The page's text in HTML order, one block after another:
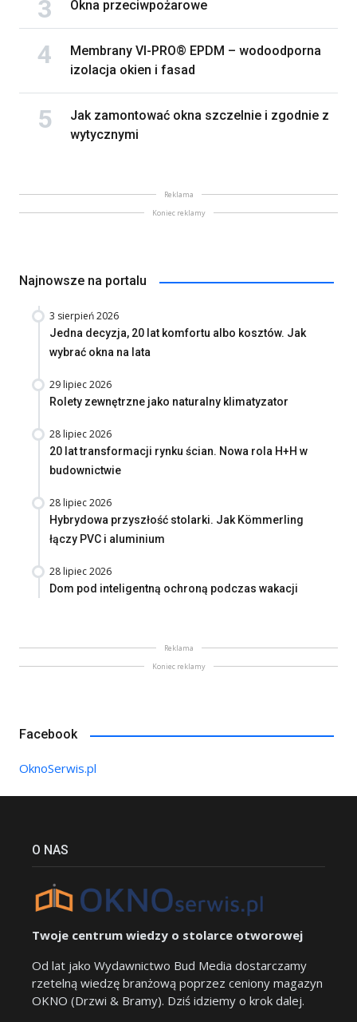
Okna przeciwpożarowe
Membrany VI-PRO® EPDM – wodoodporna
izolacja okien i fasad
Jak zamontować okna szczelnie i zgodnie z
wytycznymi
Reklama
Koniec reklamy
Najnowsze na portalu
3 sierpień 2026
Jedna decyzja, 20 lat komfortu albo kosztów. Jak
wybrać okna na lata
29 lipiec 2026
Rolety zewnętrzne jako naturalny klimatyzator
28 lipiec 2026
20 lat transformacji rynku ścian. Nowa rola H+H w
budownictwie
28 lipiec 2026
Hybrydowa przyszłość stolarki. Jak Kömmerling
łączy PVC i aluminium
28 lipiec 2026
Dom pod inteligentną ochroną podczas wakacji
Reklama
Koniec reklamy
Facebook
OknoSerwis.pl
O NAS
Twoje centrum wiedzy o stolarce otworowej
Od lat jako Wydawnictwo Bud Media dostarczamy
rzetelną wiedzę branżową poprzez ceniony magazyn
OKNO (Drzwi & Bramy). Dziś idziemy o krok dalej.